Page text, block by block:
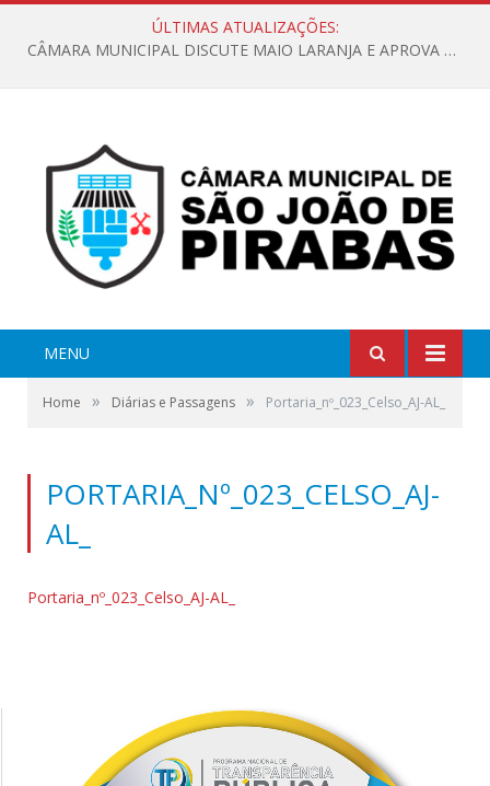
ÚLTIMAS ATUALIZAÇÕES:
CÂMARA MUNICIPAL DISCUTE MAIO LARANJA E APROVA REQUERIMENTO SOBRE SINALIZAÇÃO URBANA
MENU
Home » Diárias e Passagens » Portaria_nº_023_Celso_AJ-AL_
PORTARIA_Nº_023_CELSO_AJ-
AL_
Portaria_nº_023_Celso_AJ-AL_